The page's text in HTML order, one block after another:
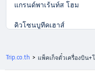
แกรนด์พาเร้นท์ส โฮม
คิวโซนบูทีคเฮาส์
Trip.co.th > แพ็คเก็จตั๋วเครื่องบิน+